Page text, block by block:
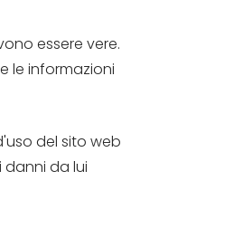
essere vere.
le informazioni
del sito web
da lui